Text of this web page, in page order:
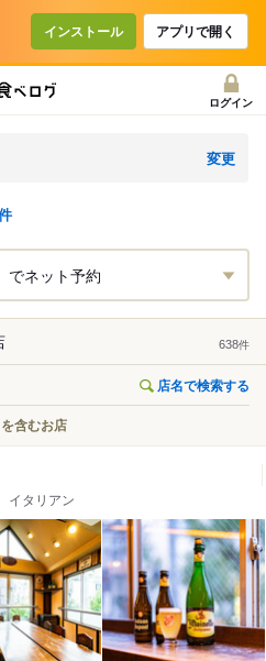
インストール アプリで開く
ログイン
変更
でネット予約
638件
店名で検索する
を含むお店
イタリアン